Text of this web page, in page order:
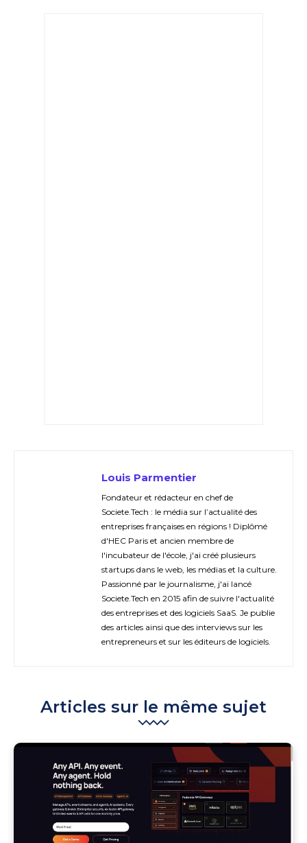
Louis Parmentier
Fondateur et rédacteur en chef de
Societe.Tech : le média sur l’actualité des
entreprises françaises en régions ! Diplômé
d'HEC Paris et ancien membre de
l'incubateur de l'école, j'ai créé plusieurs
startups dans le web, les médias et la culture.
Passionné par le journalisme, j'ai lancé
Societe.Tech en 2015 afin de suivre l'actualité
des entreprises et des logiciels SaaS. Je publie
des articles ainsi que des interviews sur les
entrepreneurs et sur les éditeurs de logiciels.
Articles sur le même sujet